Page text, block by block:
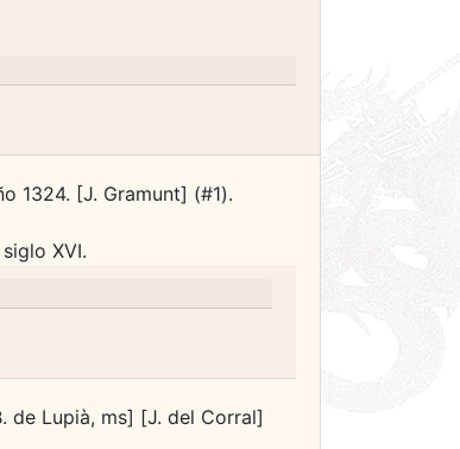
1324. [J. Gramunt] (#1).
XVI.
de Lupià, ms] [J. del Corral]